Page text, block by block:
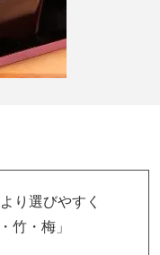
り選びやすく
竹・梅」